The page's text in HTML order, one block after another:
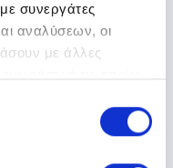
συνεργάτες
αναλύσεων, οι
με άλλες